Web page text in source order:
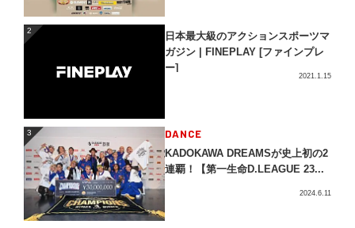
2
日本最大級のアクションスポーツマ
ガジン | FINEPLAY [ファインプレ
ー]
2021.1.15
3 DANCE
KADOKAWA DREAMSが史上初の2
連覇！【第一生命D.LEAGUE 23...
2024.6.11